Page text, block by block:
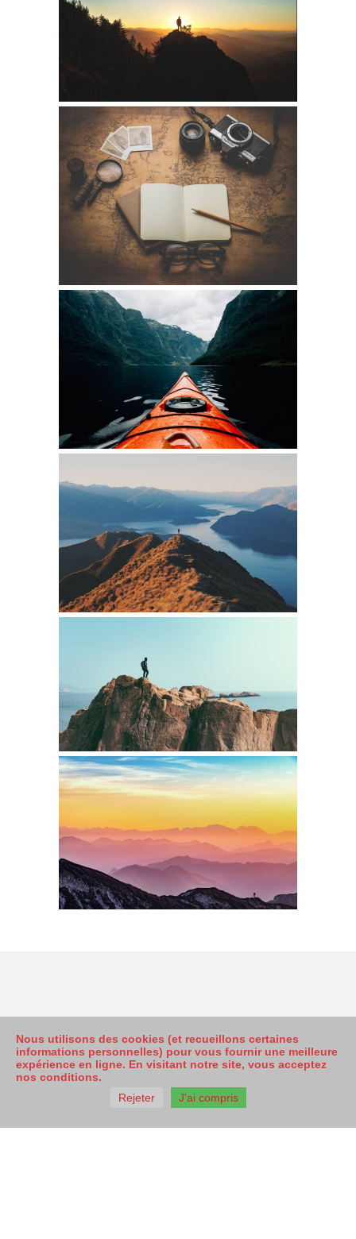
Mentions Légales
Nous utilisons des cookies (et recueillons certaines
informations personnelles) pour vous fournir une meilleure
expérience en ligne. En visitant notre site, vous acceptez
nos conditions.
Rejeter
J'ai compris